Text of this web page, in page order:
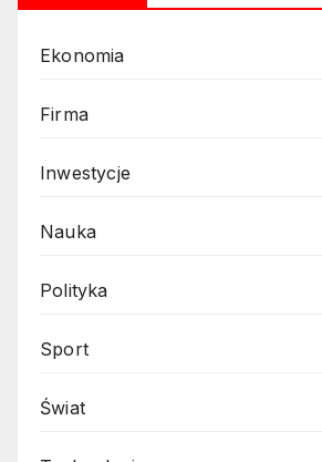
Ekonomia
Firma
Inwestycje
Nauka
Polityka
Sport
Świat